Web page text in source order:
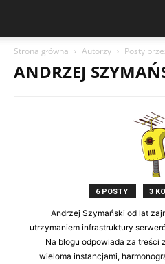
Strona główna Autorzy Posty
ANDRZEJ
6 POSTY 3
Andrzej Szymański od lat
utrzymaniem infrastruktury
Na blogu odpowiada za treści
wieloma instancjami,